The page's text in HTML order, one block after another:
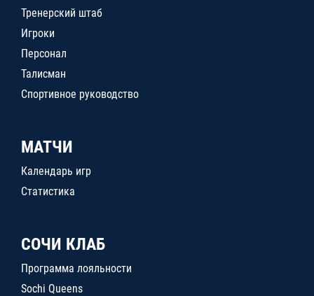
Тренерский штаб
Игроки
Персонал
Талисман
Спортивное руководство
МАТЧИ
Календарь игр
Статистика
СОЧИ КЛАБ
Программа лояльности
Sochi Queens